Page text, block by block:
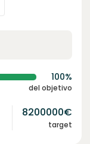
100%
del objetivo
8200000€
target